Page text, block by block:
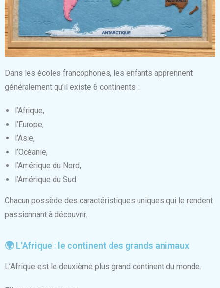
Dans les écoles francophones, les enfants apprennent
généralement qu’il existe 6 continents :
l’Afrique,
l’Europe,
l’Asie,
l’Océanie,
l’Amérique du Nord,
l’Amérique du Sud.
Chacun possède des caractéristiques uniques qui le rendent
passionnant à découvrir.
🌍 L'Afrique : le continent des grands animaux
L’Afrique est le deuxième plus grand continent du monde.